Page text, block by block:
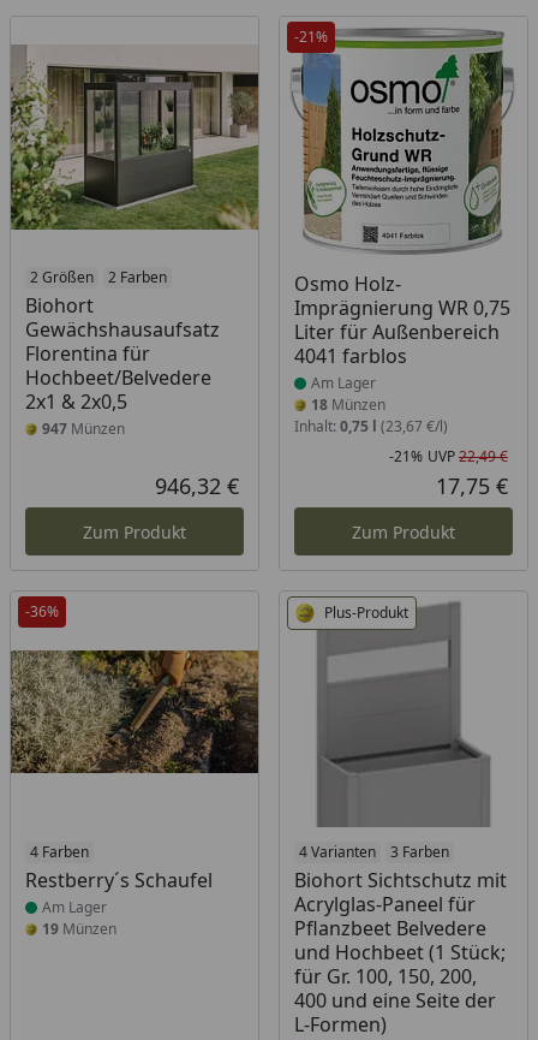
2 Größen 2 Farben
Biohort
Gewächshausaufsatz
Florentina für
Hochbeet/Belvedere
2x1 & 2x0,5
947 Münzen
Aktueller Preis
946,32 €
Zum Produkt
-21%
Osmo Holz-
Imprägnierung WR 0,75
Liter für Außenbereich
4041 farblos
Produkt am Lager
Am Lager
18Münzen
Inhalt: 0,75 l (23,67 €/l)
-21% UVP22,49 €
17,75 €
Zum Produkt
-36%
4 Farben
Restberry´s Schaufel
Produkt am Lager
Am Lager
19 Münzen
Plus-Produkt
4 Varianten 3 Farben
Biohort Sichtschutz mit
Acrylglas-Paneel für
Pflanzbeet Belvedere
und Hochbeet (1 Stück;
für Gr. 100, 150, 200,
400 und eine Seite der
L-Formen)